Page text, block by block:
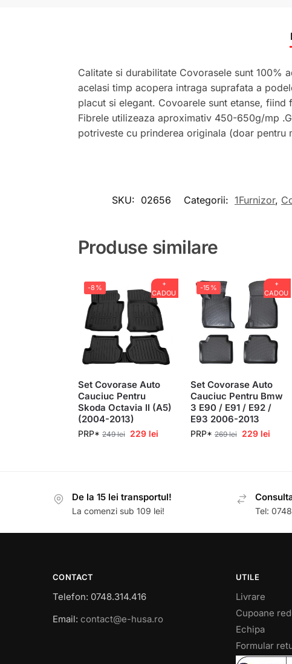
Calitate si durabilitate Covorasele sunt 100%
acelasi timp acopera intraga suprafata a
placut si elegant. Covoarele sunt etanse,
Fibrele utilizeaza aproximativ 450-650g/mp
potriveste cu prinderea originala (doar
SKU: 02656 Categorii: 1Furnizor,
Produse similare
+
CADOU
-8%
Set Covorase Auto
Cauciuc Pentru
Skoda Octavia II (A5)
(2004-2013)
PRP* 249lei 229 lei
+
CADOU
-15%
Set Covorase Auto
Cauciuc Pentru Bmw
3 E90 / E91 / E92 /
E93 2006-2013
PRP*269lei 229 lei
De la 15 lei transportul!
La comenzi sub 109 lei! Tel:
CONTACT
Telefon: 0748.314.416
Email: contact@e-husa.ro
UTILE
Livrare
Cupoane
Echipa
Formular